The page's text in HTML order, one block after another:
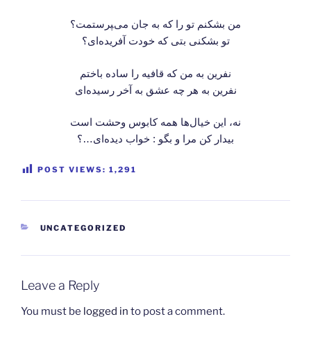
من بشکنم تو را که به جان می‌‍پرستمت؟
تو بشکنی بتی که خودت آفریده‌ای؟
نفرین به من که قافیه را ساده باختم
نفرین به هر چه عشق به آخر رسیده‌ای
نه، این خیال‌ها همه کابوس وحشت است
بیدار کن مرا و بگو : خواب دیده‌ای…؟
POST VIEWS: 1,291
CATEGORIES
UNCATEGORIZED
Leave a Reply
You must be logged in to post a comment.